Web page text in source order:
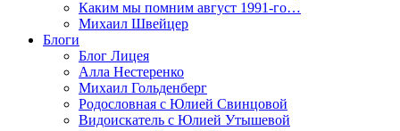
Каким мы помним август 1991-го…
Михаил Швейцер
Блоги
Блог Лицея
Алла Нестеренко
Михаил Гольденберг
Родословная с Юлией Свинцовой
Видоискатель с Юлией Утышевой